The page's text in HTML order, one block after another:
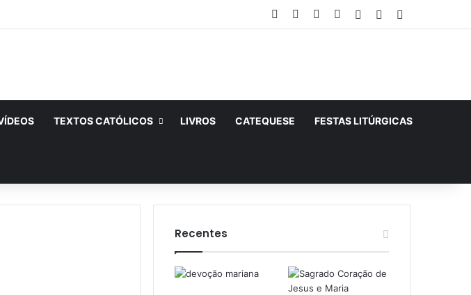
Facebook YouTubeInstagram
Entrar Artigo aleatório
TEXTOS CATÓLICOS LIVROS CATEQUESE FESTAS LITÚRGICAS
Recentes